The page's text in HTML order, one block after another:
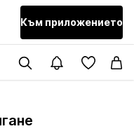
Към приложението